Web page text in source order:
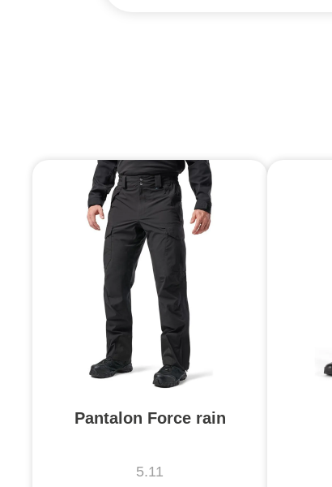
Pantalon Force rain
5.11